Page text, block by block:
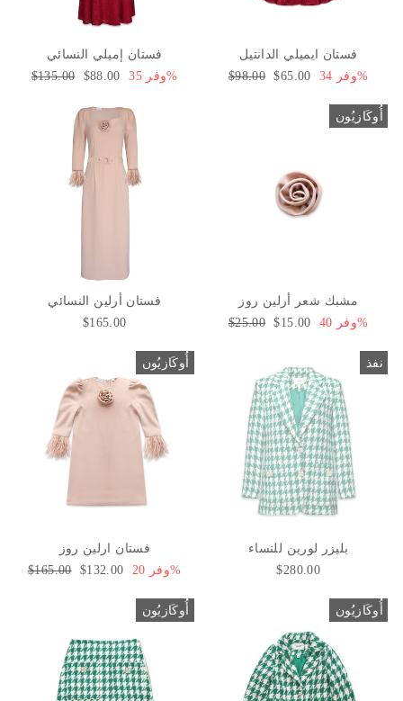
فستان إميلي النسائي
السعر
$135.00
سعر
$88.00 وفر 35%
فستان ايميلي الدانتيل
السعر
$98.00 سعر
$65.00 وفر 34%
فستان أرلين النسائي
$165.00
أُوكَازيُون
مشبك شعر أرلين روز
السعر
$25.00 سعر
$15.00 وفر 40%
أُوكَازيُون
فستان ارلين روز
السعر
$165.00 سعر
$132.00 وفر 20%
نفذ
بليزر لورين للنساء
$280.00
أُوكَازيُون أُوكَازيُون